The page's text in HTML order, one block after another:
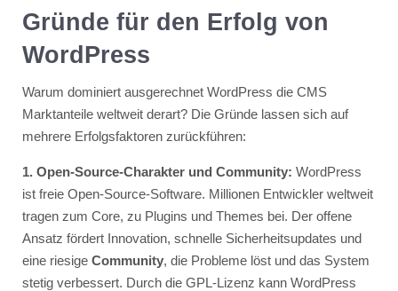
Gründe für den Erfolg von
WordPress
Warum dominiert ausgerechnet WordPress die CMS
Marktanteile weltweit derart? Die Gründe lassen sich auf
mehrere Erfolgsfaktoren zurückführen:
1. Open-Source-Charakter und Community: WordPress
ist freie Open-Source-Software. Millionen Entwickler weltweit
tragen zum Core, zu Plugins und Themes bei. Der offene
Ansatz fördert Innovation, schnelle Sicherheitsupdates und
eine riesige Community, die Probleme löst und das System
stetig verbessert. Durch die GPL-Lizenz kann WordPress